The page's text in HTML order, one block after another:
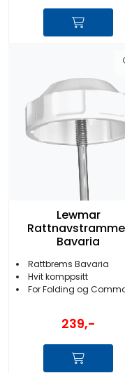
Lewmar
Bavaria
Rattbrems Bavaria
Hvit komppsitt
For Folding og Commodore
239,-